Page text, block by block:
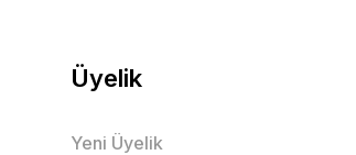
Üyelik
Yeni Üyelik